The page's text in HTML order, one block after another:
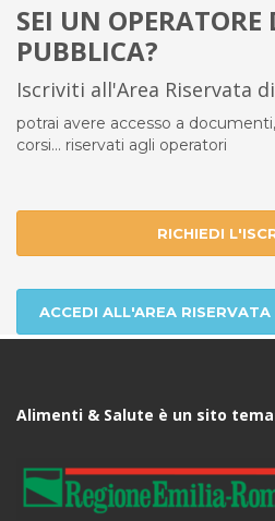
SEI UN
PUBBLICA?
Iscriviti all'Area Riservata
potrai avere accesso a
corsi... riservati agli operatori
RICHIEDI
ACCEDI ALL'AREA RISERVATA
Alimenti & Salute è un sito